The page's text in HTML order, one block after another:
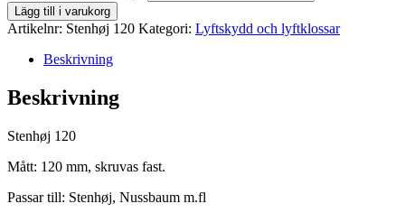
Lägg till i varukorg
Artikelnr: Stenhøj 120 Kategori: Lyftskydd och lyftklossar
Beskrivning
Beskrivning
Stenhøj 120
Mått: 120 mm, skruvas fast.
Passar till: Stenhøj, Nussbaum m.fl